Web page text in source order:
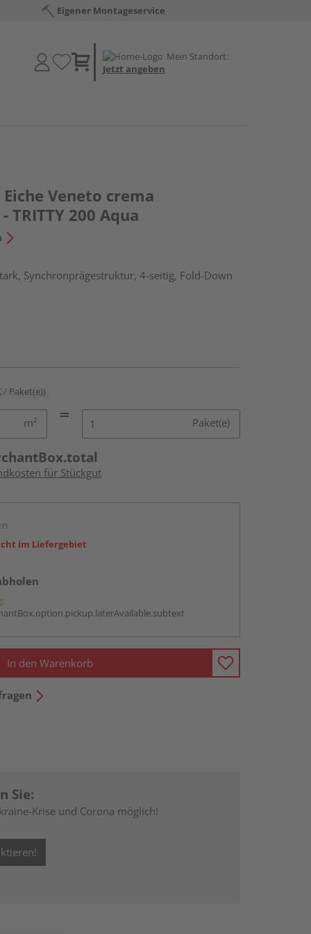
Eigener Montageservice
Mein Standort:
Jetzt angeben
Veneto crema
TRITTY 200 Aqua
Synchronprägestruktur, 4-seitig, Fold-Down
/ Paket(e))
m² Paket(e)
für Stückgut
im Liefergebiet
In den Warenkorb
Sie:
Krise und Corona möglich!